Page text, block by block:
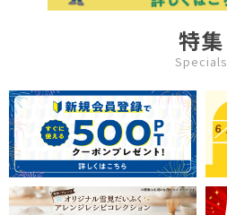
特集
Specials